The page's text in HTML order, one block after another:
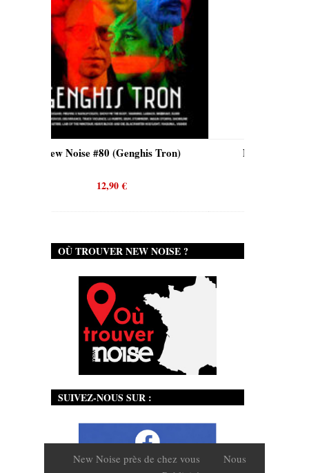
Tron) New Noise #80 (Quicksand)
OÙ TROUVER NEW NOISE ?
SUIVEZ-NOUS SUR :
New Noise près de chez vous
Nous